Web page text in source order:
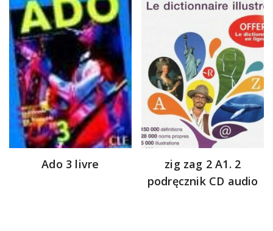
Ado 3 livre
zig zag 2 A1. 2
podręcznik CD audio